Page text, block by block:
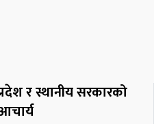
र स्थानीय सरकारको